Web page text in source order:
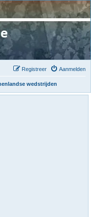
Aanmelden
Registreer
wedstrijden